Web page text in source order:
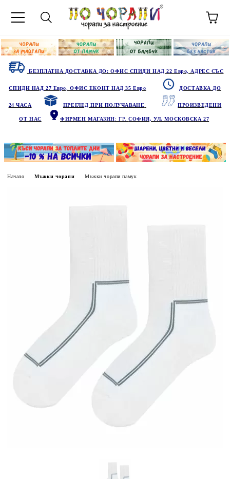
БЕЗПЛАТНА ДОСТАВКА ДО: ОФИС СПИДИ НАД 22 Евро, АДРЕС СЪС
СПИДИ НАД 27 Евро, ОФИС ЕКОНТ НАД 35 Евро ДОСТАВКА ДО
24 ЧАСА ПРЕГЛЕД ПРИ ПОЛУЧАВАНЕ ПРОИЗВЕДЕНИ
ОТ НАС ФИРМЕН МАГАЗИН: ГР.СОФИЯ, УЛ. МОСКОВСКА 27
Начало Мъжки чорапи Мъжки чорапи памук